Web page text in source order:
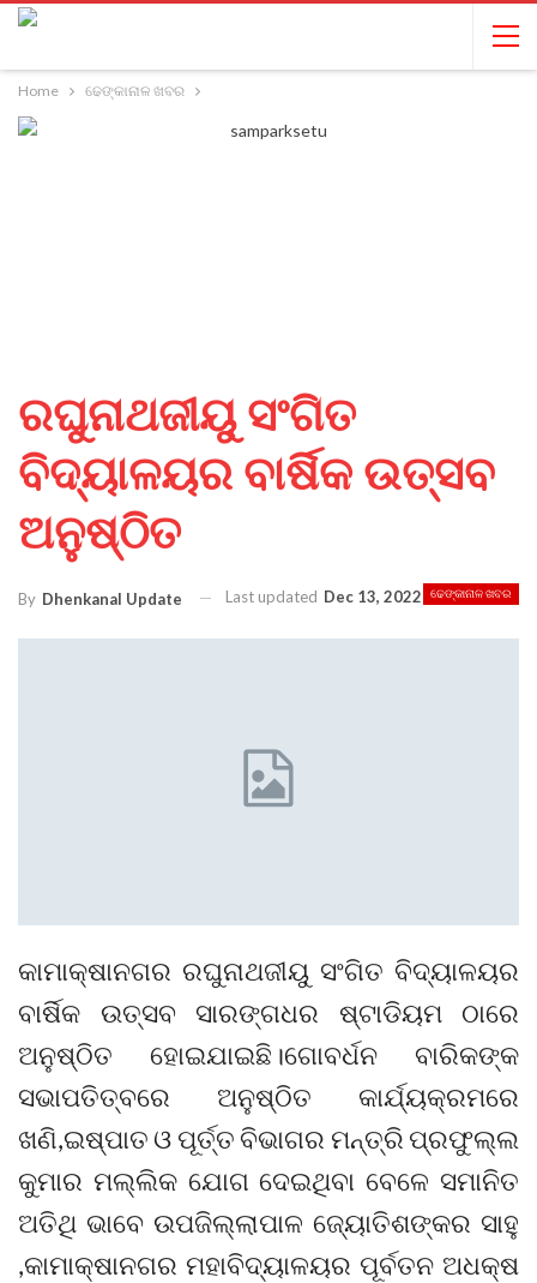
Home ଢେଙ୍କାନାଳ ଖବର
ରଘୁନାଥଜୀୟୁ ସଂଗିତ
ବିଦ୍ୟାଳୟର ବାର୍ଷିକ ଉତ୍ସବ
ଅନୁଷ୍ଠିତ
ଢେଙ୍କାନାଳ ଖବର
By Dhenkanal Update Last updated Dec 13, 2022
କାମାକ୍ଷାନଗର ରଘୁନାଥଜୀୟୁ ସଂଗିତ ବିଦ୍ୟାଳୟର
ବାର୍ଷିକ ଉତ୍ସବ ସାରଙ୍ଗଧର ଷ୍ଟାଡିୟମ ଠାରେ
ଅନୁଷ୍ଠିତ ହୋଇଯାଇଛି।ଗୋବର୍ଧନ ବାରିକଙ୍କ
ସଭାପତିତ୍ବରେ ଅନୁଷ୍ଠିତ କାର୍ଯ୍ୟକ୍ରମରେ
ଖଣି,ଇଷ୍ପାତ ଓ ପୂର୍ତ୍ତ ବିଭାଗର ମନ୍ତ୍ରି ପ୍ରଫୁଲ୍ଲ
କୁମାର ମଲ୍ଲିକ ଯୋଗ ଦେଇଥିବା ବେଳେ ସମାନିତ
ଅତିଥି ଭାବେ ଉପଜିଲ୍ଲାପାଳ ଜ୍ୟୋତିଶଙ୍କର ସାହୁ
,କାମାକ୍ଷାନଗର ମହାବିଦ୍ୟାଳୟର ପୂର୍ବତନ ଅଧକ୍ଷ